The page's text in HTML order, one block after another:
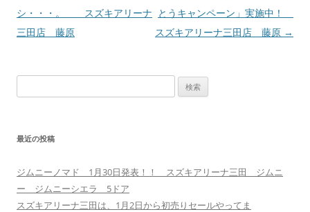
稿
ナ
シ・・・。 スズキアリーナ
三田店 藤原
とうキャンペーン」実施中！
スズキアリーナ三田店 藤原 →
索:
最近の投稿
ジムニーノマド 1月30日発表！！ スズキアリーナ三田 ジムニ
ー ジムニーシエラ 5ドア
スズキアリーナ三田は、1月2日から初売りセールやってま